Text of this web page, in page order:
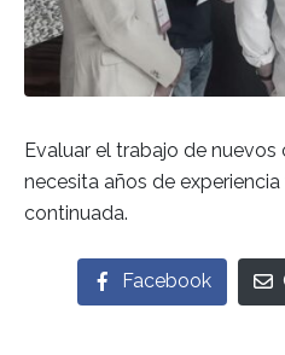
Evaluar el trabajo de nuevos
necesita años de
continuada.
Facebook